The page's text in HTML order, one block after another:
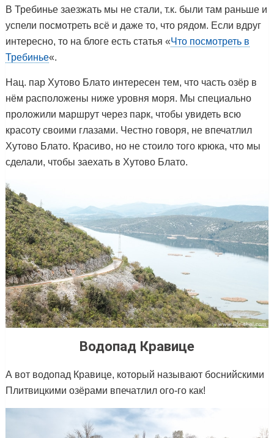
В Требинье заезжать мы не стали, т.к. были там раньше и
успели посмотреть всё и даже то, что рядом. Если вдруг
интересно, то на блоге есть статья «Что посмотреть в
Требинье«.
Нац. пар Хутово Блато интересен тем, что часть озёр в
нём расположены ниже уровня моря. Мы специально
проложили маршрут через парк, чтобы увидеть всю
красоту своими глазами. Честно говоря, не впечатлил
Хутово Блато. Красиво, но не стоило того крюка, что мы
сделали, чтобы заехать в Хутово Блато.
Водопад Кравице
А вот водопад Кравице, который называют боснийскими
Плитвицкими озёрами впечатлил ого-го как!